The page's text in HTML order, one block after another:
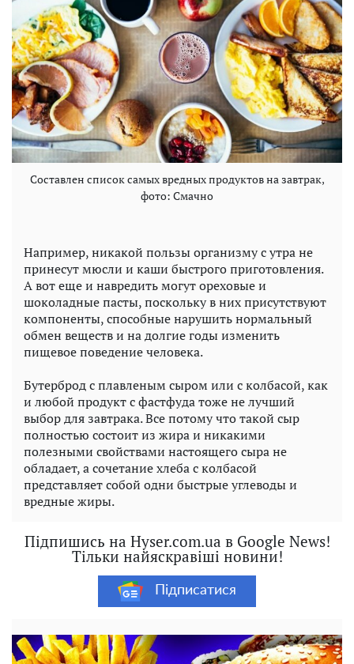
Составлен список самых вредных продуктов на завтрак,
фото: Смачно
Например, никакой пользы организму с утра не
принесут мюсли и каши быстрого приготовления.
А вот еще и навредить могут ореховые и
шоколадные пасты, поскольку в них присутствуют
компоненты, способные нарушить нормальный
обмен веществ и на долгие годы изменить
пищевое поведение человека.
Бутерброд с плавленым сыром или с колбасой, как
и любой продукт с фастфуда тоже не лучший
выбор для завтрака. Все потому что такой сыр
полностью состоит из жира и никакими
полезными свойствами настоящего сыра не
обладает, а сочетание хлеба с колбасой
представляет собой одни быстрые углеводы и
вредные жиры.
Підпишись на Hyser.com.ua в Google News!
Тільки найяскравіші новини!
Підписатися